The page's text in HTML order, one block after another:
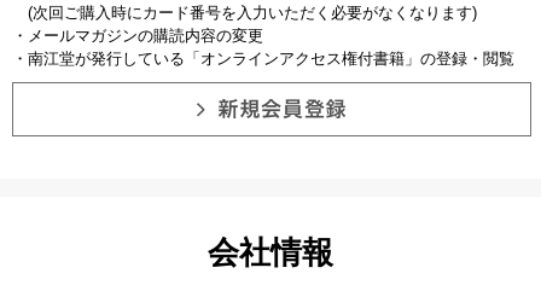
(次回ご購入時にカード番号を入力いただく必要がなくなります)
・メールマガジンの購読内容の変更
・南江堂が発行している「オンラインアクセス権付書籍」の登録・閲覧
会社情報